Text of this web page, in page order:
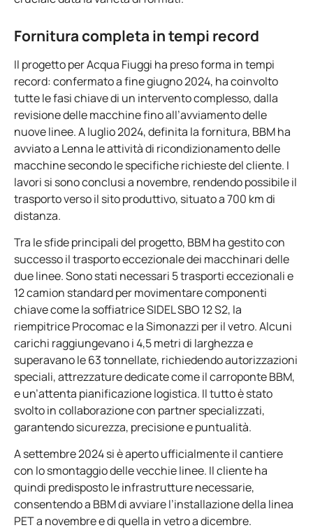
Fornitura completa in tempi record
Il progetto per Acqua Fiuggi ha preso forma in tempi
record: confermato a fine giugno 2024, ha coinvolto
tutte le fasi chiave di un intervento complesso, dalla
revisione delle macchine fino all’avviamento delle
nuove linee. A luglio 2024, definita la fornitura, BBM ha
avviato a Lenna le attività di ricondizionamento delle
macchine secondo le specifiche richieste del cliente. I
lavori si sono conclusi a novembre, rendendo possibile il
trasporto verso il sito produttivo, situato a 700 km di
distanza.
Tra le sfide principali del progetto, BBM ha gestito con
successo il trasporto eccezionale dei macchinari delle
due linee. Sono stati necessari 5 trasporti eccezionali e
12 camion standard per movimentare componenti
chiave come la soffiatrice SIDEL SBO 12 S2, la
riempitrice Procomac e la Simonazzi per il vetro. Alcuni
carichi raggiungevano i 4,5 metri di larghezza e
superavano le 63 tonnellate, richiedendo autorizzazioni
speciali, attrezzature dedicate come il carroponte BBM,
e un’attenta pianificazione logistica. Il tutto è stato
svolto in collaborazione con partner specializzati,
garantendo sicurezza, precisione e puntualità.
A settembre 2024 si è aperto ufficialmente il cantiere
con lo smontaggio delle vecchie linee. Il cliente ha
quindi predisposto le infrastrutture necessarie,
consentendo a BBM di avviare l’installazione della linea
PET a novembre e di quella in vetro a dicembre.